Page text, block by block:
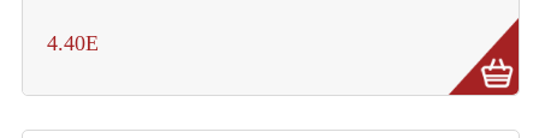
Lecteurs Audio & Sources
4.40E